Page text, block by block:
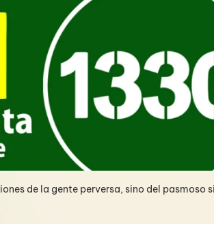
de la gente perversa, sino del pasmoso